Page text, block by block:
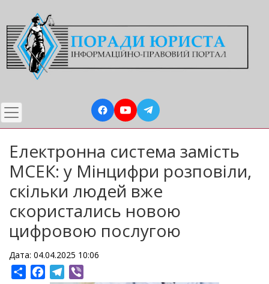
до
основного
вмісту
Електронна система замість
МСЕК: у Мінцифри розповіли,
скільки людей вже
скористались новою
цифровою послугою
Дата: 04.04.2025 10:06
ShareFacebookTelegram